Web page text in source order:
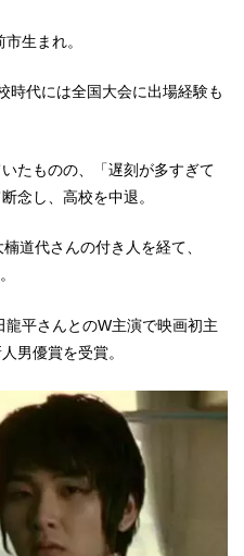
生まれ。
時代には全国大会に出場経験も
たものの、「遅刻が多すぎて
念し、高校を中退。
道代さんの付き人を経て、
平さんとのW主演で映画初主
男優賞を受賞。